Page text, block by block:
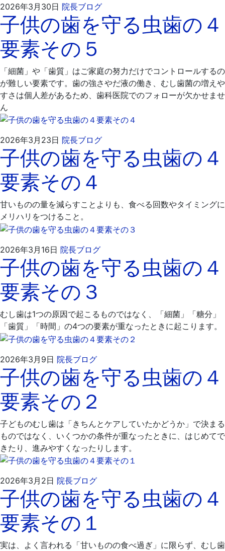
2026年3月30日 院長ブログ2026
年
4
日
飯
嶋
歯
院
子供の歯を守る虫歯の４
要素その５
「細菌」や「歯質」はご家庭の努力だけでコントロールするの
が難しい要素です。歯の強さやだ液の働き、むし歯菌の増えや
すさは個人差があるため、歯科医院でのフォローが欠かせませ
ん
2026年3月23日 院長ブログ2026
年
4
日
飯
嶋
歯
院
子供の歯を守る虫歯の４
要素その４
甘いものの量を減らすことよりも、食べる回数やタイミングに
メリハリをつけること。
2026年3月16日 院長ブログ2026
年
日
飯
嶋
歯
院
子供の歯を守る虫歯の４
要素その３
むし歯は1つの原因で起こるものではなく、「細菌」「糖分」
「歯質」「時間」の4つの要素が重なったときに起こります。
2026年3月9日 院長ブログ2026
年
3
日
飯
嶋
歯
院
子供の歯を守る虫歯の４
要素その２
子どものむし歯は「きちんとケアしていたかどうか」で決まる
ものではなく、いくつかの条件が重なったときに、はじめてで
きたり、進みやすくなったりします。
2026年3月2日 院長ブログ2026
年
日
飯
嶋
院
子供の歯を守る虫歯の４
要素その１
実は、よく言われる「甘いものの食べ過ぎ」に限らず、むし歯